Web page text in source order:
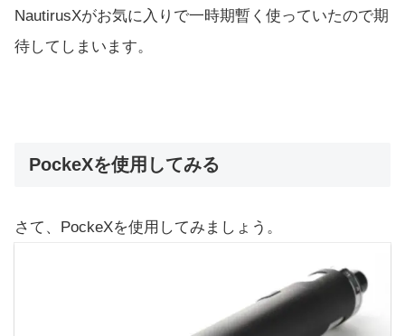
NautirusXがお気に入りで一時期暫く使っていたので期
待してしまいます。
PockeXを使用してみる
さて、PockeXを使用してみましょう。